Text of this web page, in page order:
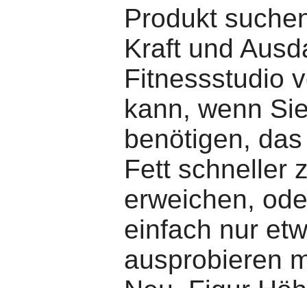
Produkt
Kraft und
Fitnessstudio
kann, wenn
benötigen,
Fett schneller
erweichen,
einfach nur
ausprobieren